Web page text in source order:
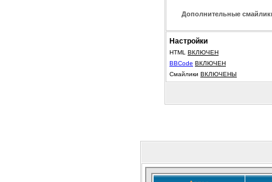
Дополнительные
Настройки
HTML ВКЛЮЧЕН
BBCode ВКЛЮЧЕН
Смайлики ВКЛЮЧЕНЫ